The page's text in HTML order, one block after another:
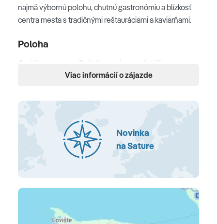
najmä výbornú polohu, chutnú gastronómiu a blízkosť
centra mesta s tradičnými reštauráciami a kaviarňami.
Poloha
Orebić • polostrov Pelješac • priamo pri pláži • centrum
Orebića cca 500 m • ostrov Korčula dostupný lodným
kamienková pláž • priamo pri hoteli • pozvoľný vstup do
mora • ležadlá a slnečníky za poplatok
klimatizácia • Wi-Fi zdarma • kúpeľňa so sprchou alebo
vaňou • sušič vlasov • TV • telefón • chladnička • balkón
alebo terasa (podľa typu izby) • výhľad do parku alebo
Viac informácií o zájazde
Novinka
na Sature